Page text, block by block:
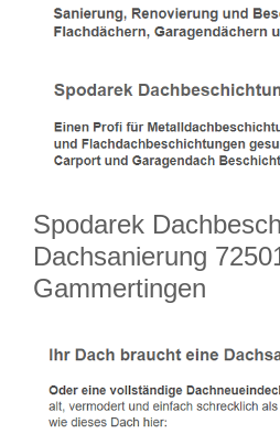
Spodarek
Dachsanierung
Gammertingen